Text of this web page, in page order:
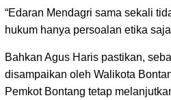
“Edaran Mendagri sama sekali
hukum hanya persoalan etika
Bahkan Agus Haris pastikan,
disampaikan oleh Walikota
Pemkot Bontang tetap